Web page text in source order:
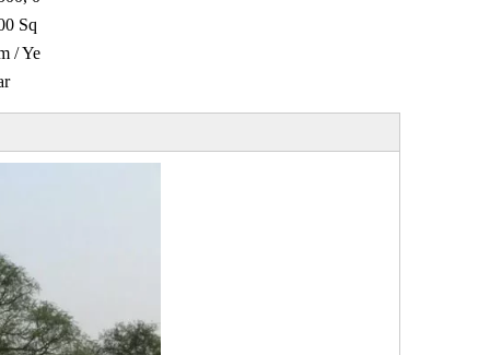
Sq
/ Ye